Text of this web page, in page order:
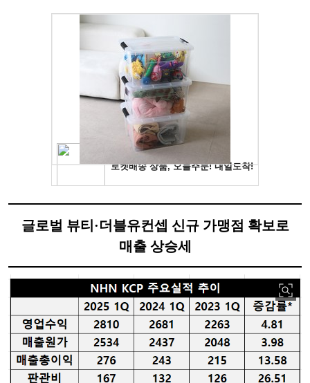
글로벌 뷰티·더블유컨셉 신규 가맹점 확보로
매출 상승세